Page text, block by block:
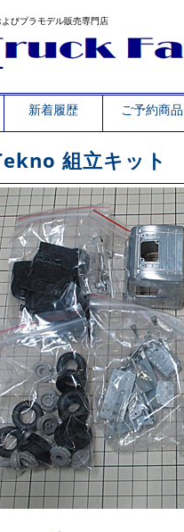
びプラモデル販売専門店
新着履歴 ご予約商品
組立キット